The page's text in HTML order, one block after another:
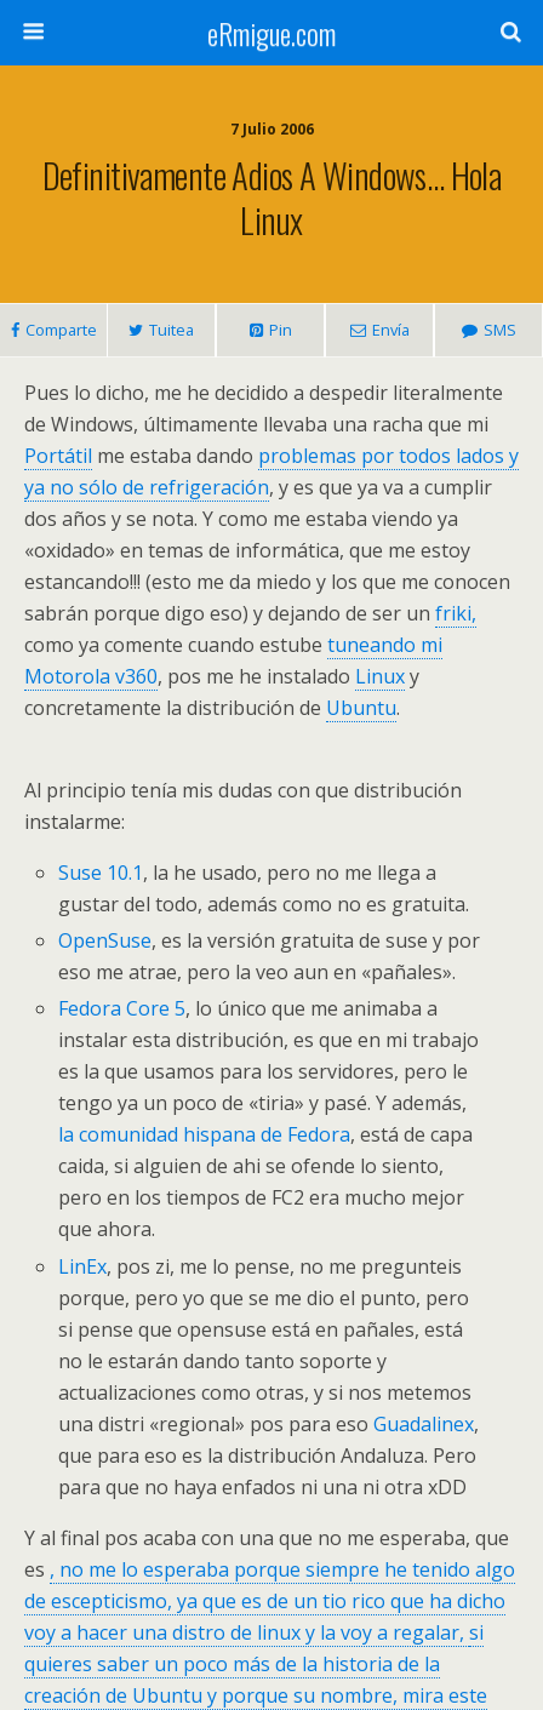
eRmigue.com
7 Julio 2006
Definitivamente Adios A Windows… Hola
Linux
Comparte Tuitea Pin Envía SMS
Pues lo dicho, me he decidido a despedir literalmente
de Windows, últimamente llevaba una racha que mi
Portátil me estaba dando problemas por todos lados y
ya no sólo de refrigeración, y es que ya va a cumplir
dos años y se nota. Y como me estaba viendo ya
«oxidado» en temas de informática, que me estoy
estancando!!! (esto me da miedo y los que me conocen
sabrán porque digo eso) y dejando de ser un friki,
como ya comente cuando estube tuneando mi
Motorola v360, pos me he instalado Linuxy
concretamente la distribución de Ubuntu.
Al principio tenía mis dudas con que distribución
instalarme:
Suse 10.1, la he usado, pero no me llega a
gustar del todo, además como no es gratuita.
OpenSuse, es la versión gratuita de suse y por
eso me atrae, pero la veo aun en «pañales».
Fedora Core 5, lo único que me animaba a
instalar esta distribución, es que en mi trabajo
es la que usamos para los servidores, pero le
tengo ya un poco de «tiria» y pasé. Y además,
la comunidad hispana de Fedora, está de capa
caida, si alguien de ahi se ofende lo siento,
pero en los tiempos de FC2 era mucho mejor
que ahora.
LinEx, pos zi, me lo pense, no me pregunteis
porque, pero yo que se me dio el punto, pero
si pense que opensuse está en pañales, está
no le estarán dando tanto soporte y
actualizaciones como otras, y si nos metemos
una distri «regional» pos para esoGuadalinex,
que para eso es la distribución Andaluza. Pero
para que no haya enfados ni una ni otra xDD
Y al final pos acaba con una que no me esperaba, que
es , no me lo esperaba porque siempre he tenido algo
de escepticismo, ya que es de un tio rico que ha dicho
voy a hacer una distro de linux y la voy a regalar, si
quieres saber un poco más de la historia de la
creación de Ubuntu y porque su nombre, mira este